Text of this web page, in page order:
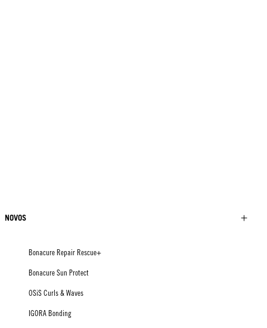
NOVOS
Bonacure Repair Rescue+
Bonacure Sun Protect
OSiS Curls & Waves
IGORA Bonding